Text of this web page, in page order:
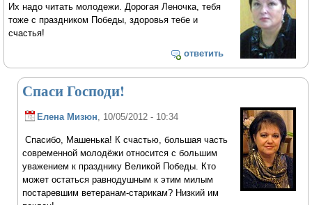
Их надо читать молодежи. Дорогая Леночка, тебя
тоже с праздником Победы, здоровья тебе и
счастья!
ответить
Спаси Господи!
Елена Мизюн, 10/05/2012 - 10:34
Спасибо, Машенька! К счастью, большая часть
современной молодёжи относится с большим
уважением к празднику Великой Победы. Кто
может остаться равнодушным к этим милым
постаревшим ветеранам-старикам? Низкий им